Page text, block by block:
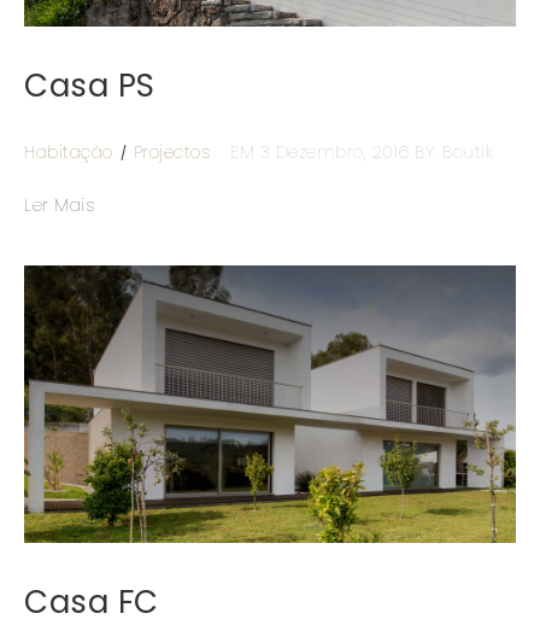
Casa PS
Habitação Projectos EM 3 Dezembro, 2016 BY: Boutik
Ler Mais
Casa FC